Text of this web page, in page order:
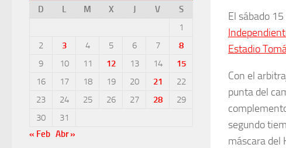
El sábado
Estadio
Con el
punta del
segundo
máscara del
D
L M X J V
S
1
2
3 4 5 6 7
8
9
10 11 12 13 14
15
16
17 18 19 20 21
22
23
24 25 26 27 28
29
30
31
« Feb Abr »